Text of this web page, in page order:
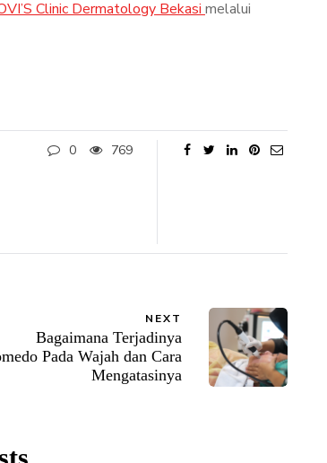
Clinic Dermatology Bekasi melalui
0 769
NEXT
Bagaimana Terjadinya
Pada Wajah dan Cara
Mengatasinya